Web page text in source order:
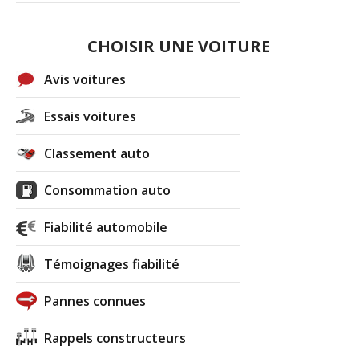
CHOISIR UNE VOITURE
Avis voitures
Essais voitures
Classement auto
Consommation auto
Fiabilité automobile
Témoignages fiabilité
Pannes connues
Rappels constructeurs